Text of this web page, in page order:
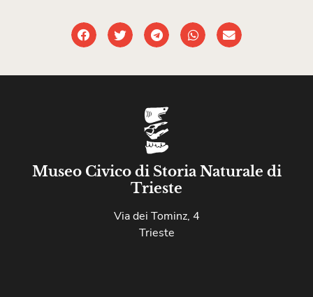
Museo Civico di Storia Naturale di
Trieste
Via dei Tominz, 4
Trieste